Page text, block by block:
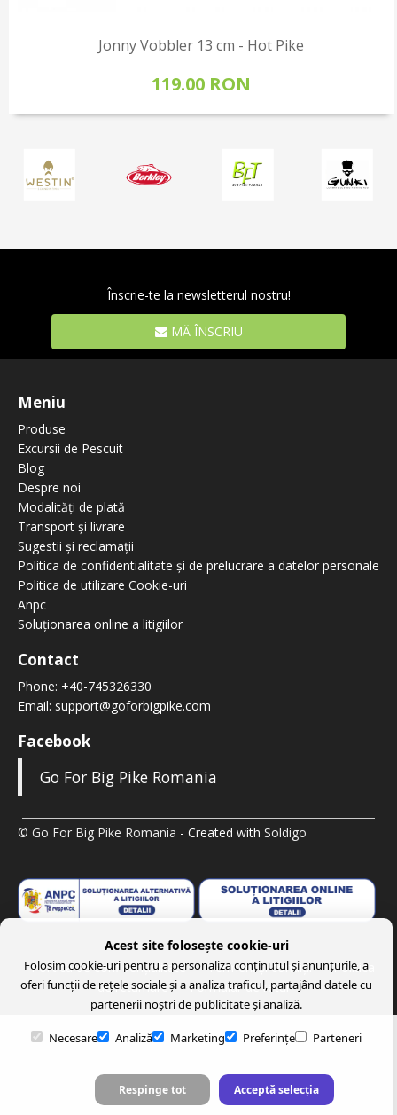
Jonny Vobbler 13 cm - Hot Pike
119.00 RON
Înscrie-te la newsletterul nostru!
MĂ ÎNSCRIU
Meniu
Produse
Excursii de Pescuit
Blog
Despre noi
Modalități de plată
Transport și livrare
Sugestii și reclamații
Politica de confidentialitate și de prelucrare a datelor personale
Politica de utilizare Cookie-uri
Anpc
Soluționarea online a litigiilor
Contact
Phone: +40-745326330
Email: support@goforbigpike.com
Facebook
Go For Big Pike Romania
© Go For Big Pike Romania - Created with Soldigo
Politica de confidenţialitate Termeni şi condiţii
Politica
de returnare
Formular de retur
Acest site folosește cookie-uri
Folosim cookie-uri pentru a personaliza conținutul și anunțurile, a
oferi funcții de rețele sociale și a analiza traficul, partajând datele cu
partenerii noștri de publicitate și analiză.
Necesare Analiză Marketing Preferințe Parteneri
Respinge tot Acceptă selecția